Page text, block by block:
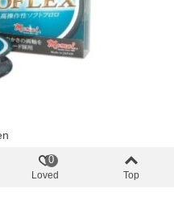
Spule
18,39 €
Loved
0
Top